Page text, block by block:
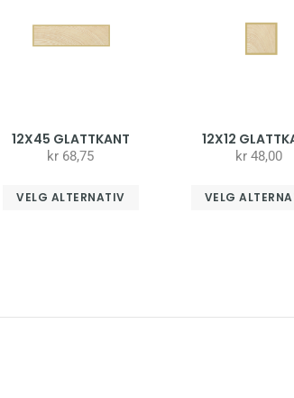
12X45 GLATTKANT
kr 68,75
VELG ALTERNATIV
12X12
kr 48,00
VELG